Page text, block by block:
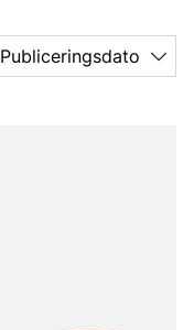
Publiceringsdato